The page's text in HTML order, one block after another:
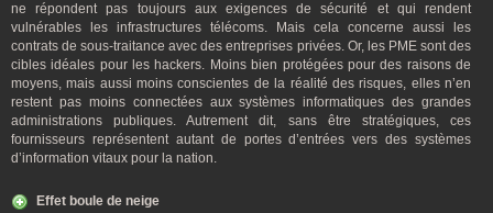
ne répondent pas toujours aux exigences de sécurité et qui rendent
vulnérables les infrastructures télécoms. Mais cela concerne aussi les
contrats de sous-traitance avec des entreprises privées. Or, les PME sont des
cibles idéales pour les hackers. Moins bien protégées pour des raisons de
moyens, mais aussi moins conscientes de la réalité des risques, elles n’en
restent pas moins connectées aux systèmes informatiques des grandes
administrations publiques. Autrement dit, sans être stratégiques, ces
fournisseurs représentent autant de portes d’entrées vers des systèmes
d’information vitaux pour la nation.
Effet boule de neige